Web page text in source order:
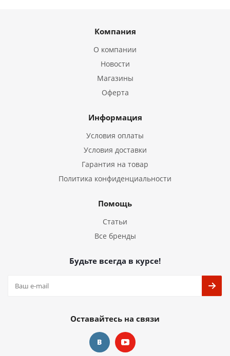
Компания
О компании
Новости
Магазины
Оферта
Информация
Условия оплаты
Условия доставки
Гарантия на товар
Политика конфиденциальности
Помощь
Статьи
Все бренды
Будьте всегда в курсе!
Оставайтесь на связи